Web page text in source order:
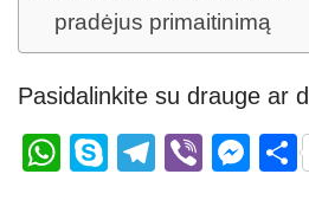
pradėjus primaitinimą
Pasidalinkite su drauge ar
W
S
T
Vi
M S